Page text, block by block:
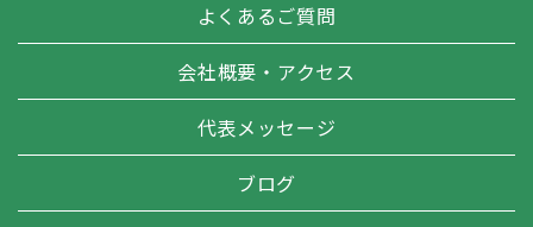
よくあるご質問
会社概要・アクセス
代表メッセージ
ブログ